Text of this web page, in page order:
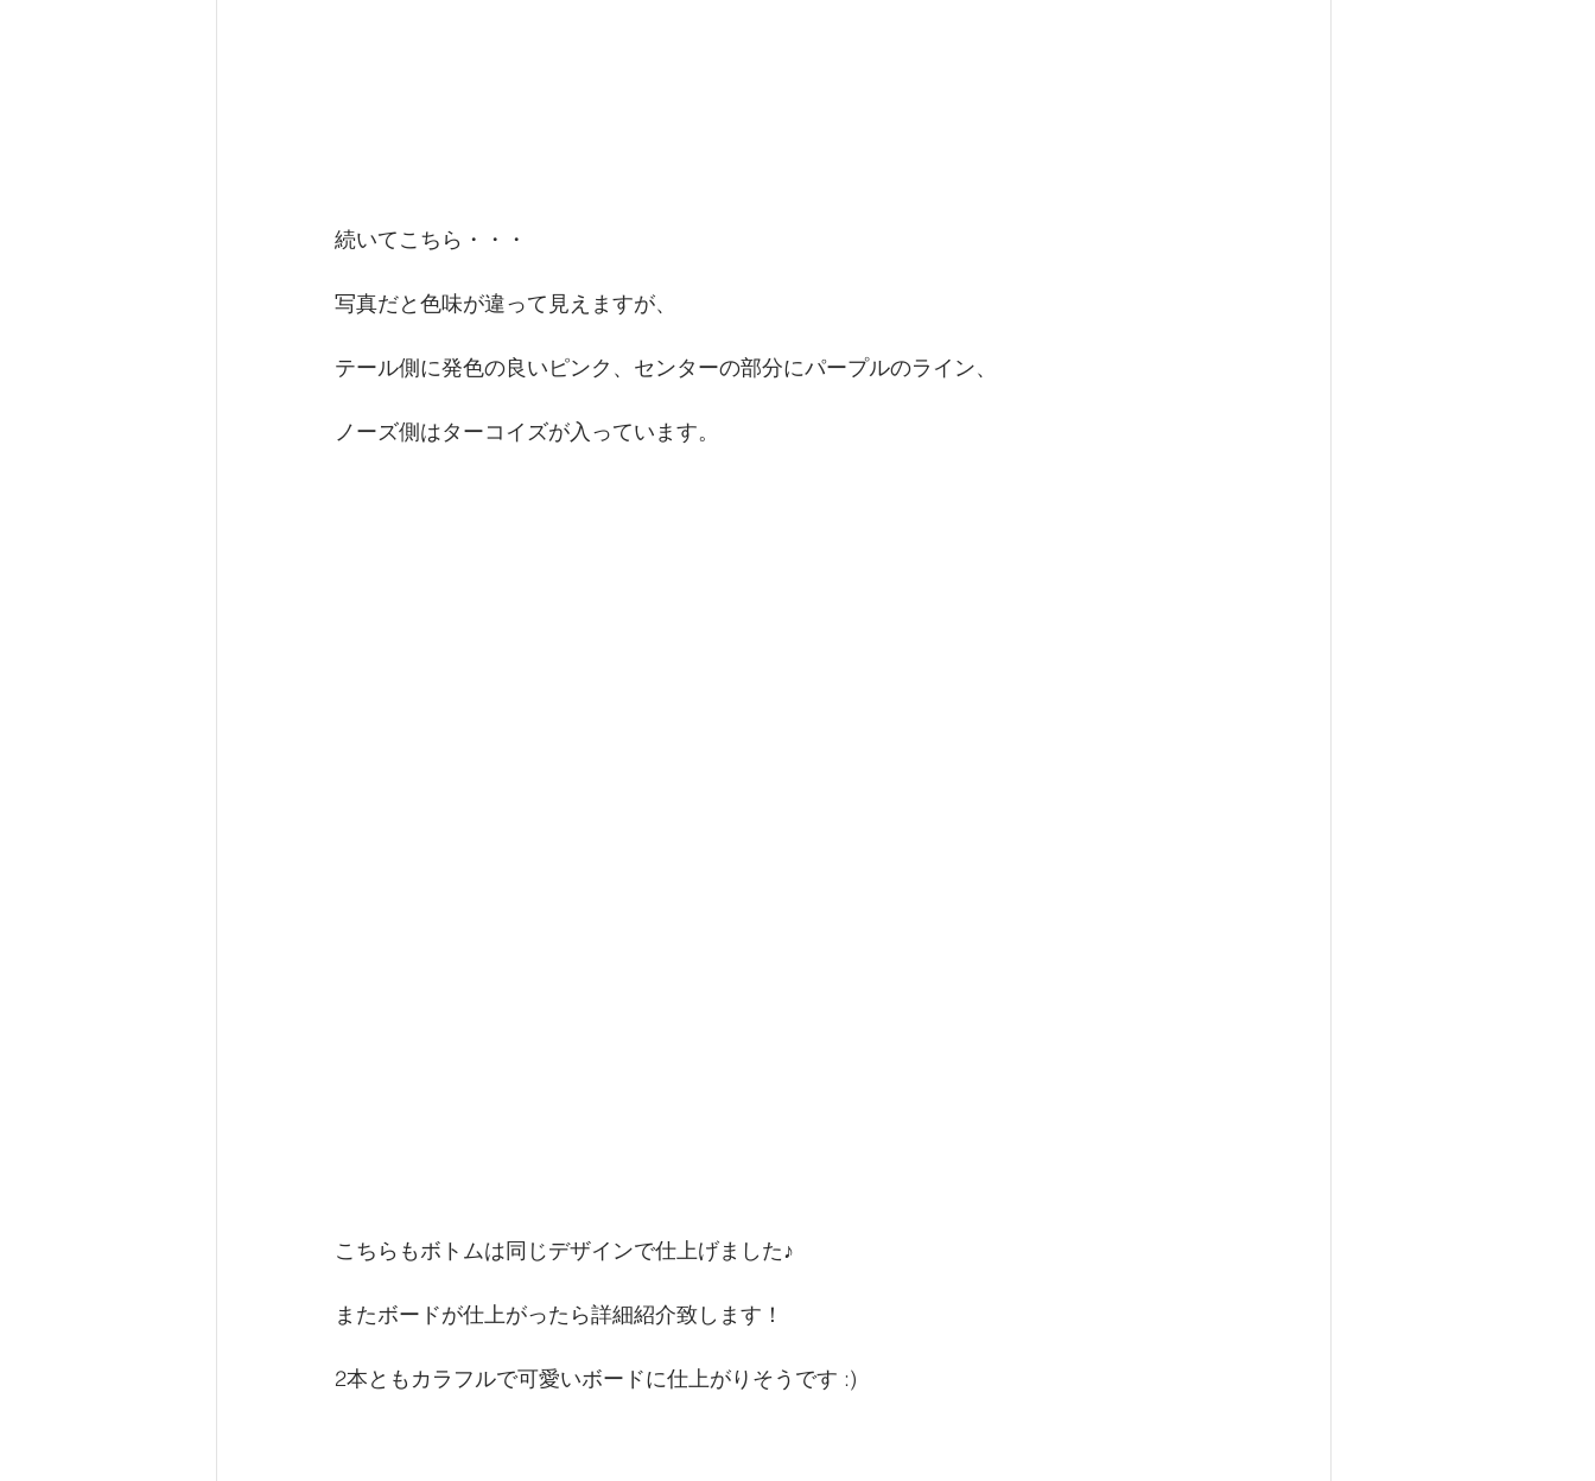
続いてこちら・・・
写真だと色味が違って見えますが、
テール側に発色の良いピンク、センターの部分にパープルのライン、
ノーズ側はターコイズが入っています。
こちらもボトムは同じデザインで仕上げました♪
またボードが仕上がったら詳細紹介致します！
2本ともカラフルで可愛いボードに仕上がりそうです :)